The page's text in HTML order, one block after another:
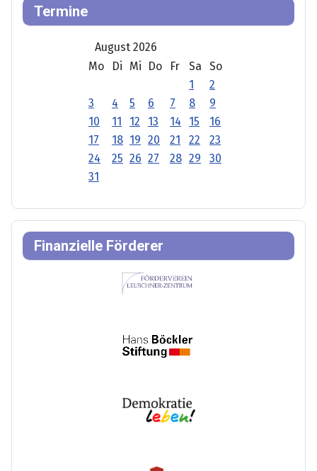
Termine
August 2026
Mo
Di Mi Do Fr Sa
So
1
2
3
4 5 6 7 8
9
10
11 12 13 14 15
16
17
18 19 20 21 22
23
24
25 26 27 28 29
30
31
Finanzielle Förderer